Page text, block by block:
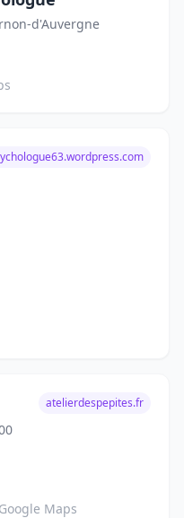
d'Auvergne
atelierdespepites.fr
Google Maps